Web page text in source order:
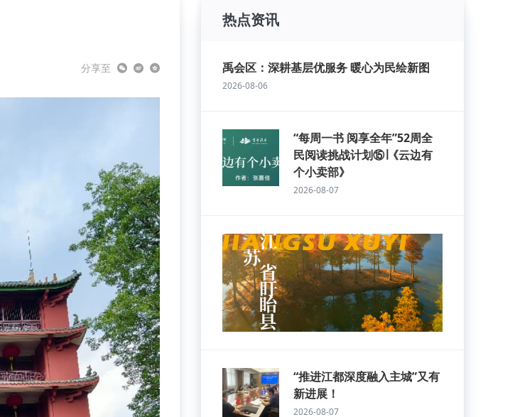
分享至
热点资讯
禹会区：深耕基层优服务 暖心为民绘新图
2026-08-06
“每周一书 阅享全年”52周全
民阅读挑战计划⑮∣《云边有
个小卖部》
2026-08-07
“推进江都深度融入主城”又有
新进展！
2026-08-07